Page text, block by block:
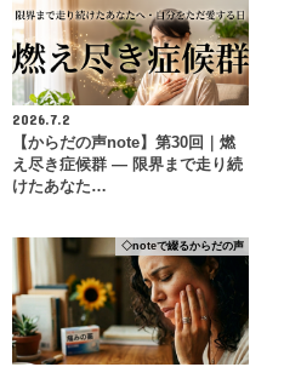
2026.7.2
【からだの声note】第30回｜燃
え尽き症候群 ― 限界まで走り続
けたあなた…
◇noteで綴るからだの声